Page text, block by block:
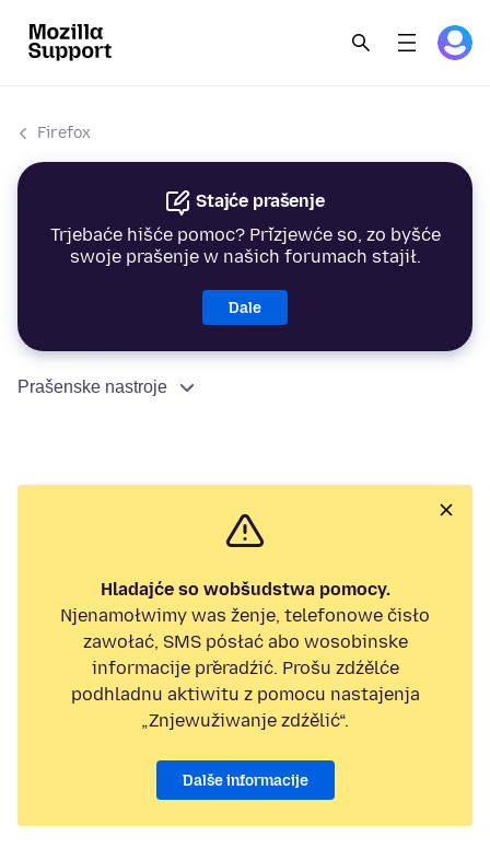
Firefox
Stajće prašenje
Trjebaće hišće pomoc? Přizjewće so, zo byšće
swoje prašenje w našich forumach stajił.
Dale
Prašenske nastroje
Hladajće so wobšudstwa pomocy.
Njenamołwimy was ženje, telefonowe čisło
zawołać, SMS pósłać abo wosobinske
informacije přeradźić. Prošu zdźělće
podhladnu aktiwitu z pomocu nastajenja
„Znjewužiwanje zdźělić“.
Dalše informacije